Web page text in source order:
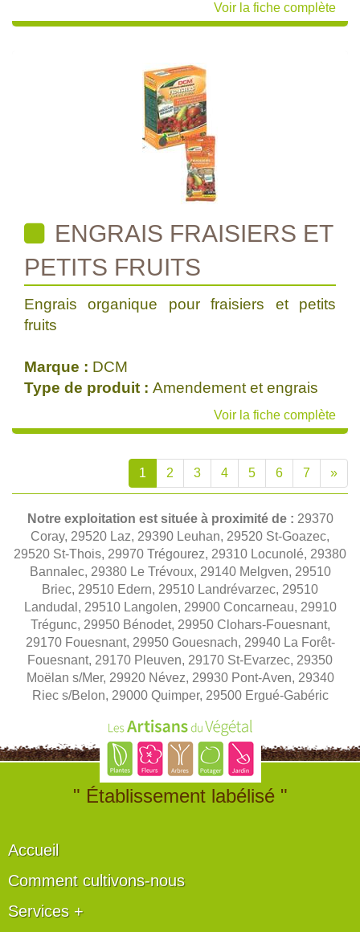
Voir la fiche complète
ENGRAIS FRAISIERS ET
PETITS FRUITS
Engrais organique pour fraisiers et petits
fruits
Marque : DCM
Type de produit : Amendement et engrais
Voir la fiche complète
1 2 3 4 5 6 7 »
Notre exploitation est située à proximité de : 29370
Coray, 29520 Laz, 29390 Leuhan, 29520 St-Goazec,
29520 St-Thois, 29970 Trégourez, 29310 Locunolé, 29380
Bannalec, 29380 Le Trévoux, 29140 Melgven, 29510
Briec, 29510 Edern, 29510 Landrévarzec, 29510
Landudal, 29510 Langolen, 29900 Concarneau, 29910
Trégunc, 29950 Bénodet, 29950 Clohars-Fouesnant,
29170 Fouesnant, 29950 Gouesnach, 29940 La Forêt-
Fouesnant, 29170 Pleuven, 29170 St-Evarzec, 29350
Moëlan s/Mer, 29920 Névez, 29930 Pont-Aven, 29340
Riec s/Belon, 29000 Quimper, 29500 Ergué-Gabéric
" Établissement labélisé "
Accueil
Comment cultivons-nous
Services +